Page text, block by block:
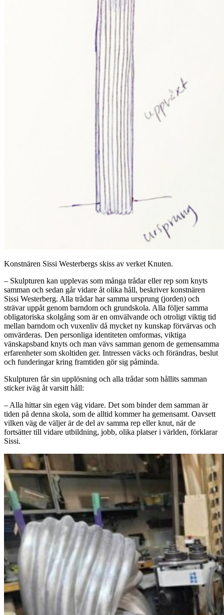
Konstnären Sissi Westerbergs skiss av verket Knuten.
– Skulpturen kan upplevas som många trådar eller rep som knyts
samman och sedan går vidare åt olika håll, beskriver konstnären
Sissi Westerberg. Alla trådar har samma ursprung (jorden) och
strävar uppåt genom barndom och grundskola. Alla följer samma
obligatoriska skolgång som är en omvälvande och otroligt viktig tid
mellan barndom och vuxenliv då mycket ny kunskap förvärvas och
omvärderas. Den personliga identiteten omformas, viktiga
vänskapsband knyts och man vävs samman genom de gemensamma
erfarenheter som skoltiden ger. Intressen väcks och förändras, beslut
och funderingar kring framtiden gör sig påminda.
Skulpturen får sin upplösning och alla trådar som hållits samman
sticker iväg åt varsitt håll:
– Alla hittar sin egen väg vidare. Det som binder dem samman är
tiden på denna skola, som de alltid kommer ha gemensamt. Oavsett
vilken väg de väljer är de del av samma rep eller knut, när de
fortsätter till vidare utbildning, jobb, olika platser i världen, förklarar
Sissi.